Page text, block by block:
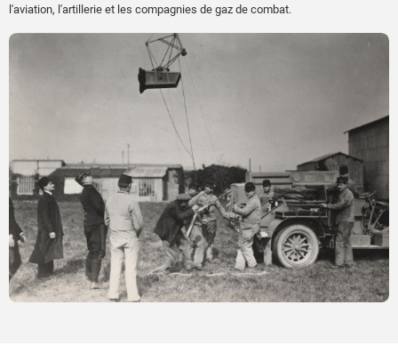
l'aviation, l'artillerie et les compagnies de gaz de combat.